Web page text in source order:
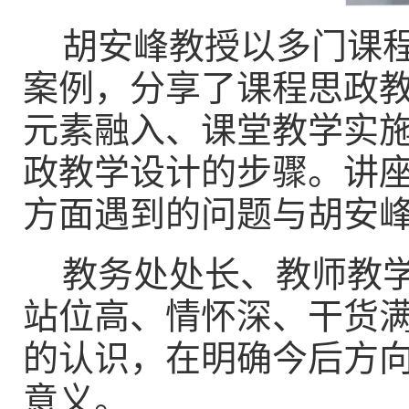
胡安峰教授以多门课
案例，分享了课程思政
元素融入、课堂教学实
政教学设计的步骤。讲
方面遇到的问题与胡安
教务处处长、教师教
站位高、情怀深、干货
的认识，在明确今后方
意义。